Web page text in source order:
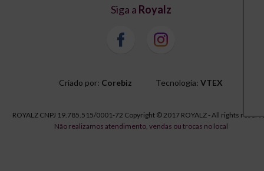
Siga a Royalz
Criado por: Corebiz Tecnologia: VTEX
ROYALZ CNPJ 19.785.515/0001-72 Copyright © 2017 ROYALZ - All rights
Não realizamos atendimento, vendas ou trocas no local